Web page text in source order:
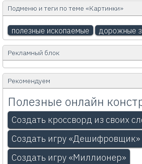
Подменю и теги по теме «Картинки»
полезные ископаемые дорожные
Рекламный блок
Рекомендуем
Полезные онлайн
Создать кроссворд из своих
Создать игру «Дешифровщик»
Создать игру «Миллионер»